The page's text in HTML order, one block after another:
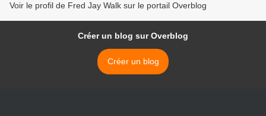
Voir le profil de Fred Jay Walk sur le portail Overblog
Créer un blog sur Overblog
Créer un blog